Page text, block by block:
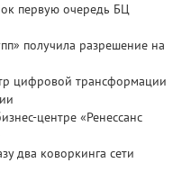
первую очередь БЦ
получила разрешение на
цифровой трансформации
центре «Ренессанс
два коворкинга сети